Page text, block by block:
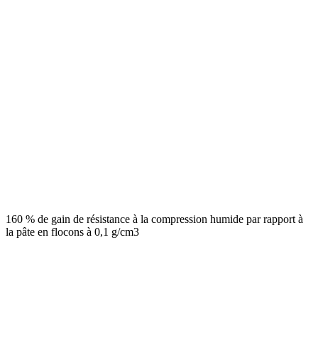
160 % de gain de résistance à la compression humide par rapport à
la pâte en flocons à 0,1 g/cm3